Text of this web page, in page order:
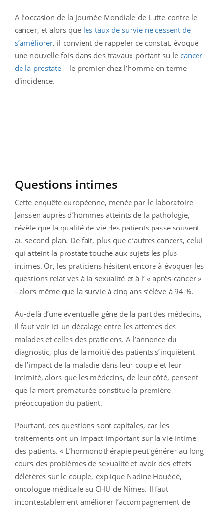
A l’occasion de la Journée Mondiale de Lutte contre le
cancer, et alors que les taux de survie ne cessent de
s’améliorer, il convient de rappeler ce constat, évoqué
une nouvelle fois dans des travaux portant su le cancer
de la prostate – le premier chez l’homme en terme
d'incidence.
Questions intimes
Cette enquête européenne, menée par le laboratoire
Janssen auprès d’hommes atteints de la pathologie,
révèle que la qualité de vie des patients passe souvent
au second plan. De fait, plus que d’autres cancers, celui
qui atteint la prostate touche aux sujets les plus
intimes. Or, les praticiens hésitent encore à évoquer les
questions relatives à la sexualité et à l’ « après-cancer »
- alors même que la survie à cinq ans s’élève à 94 %.
Au-delà d’une éventuelle gêne de la part des médecins,
il faut voir ici un décalage entre les attentes des
malades et celles des praticiens. A l’annonce du
diagnostic, plus de la moitié des patients s’inquiètent
de l’impact de la maladie dans leur couple et leur
intimité, alors que les médecins, de leur côté, pensent
que la mort prématurée constitue la première
préoccupation du patient.
Pourtant, ces questions sont capitales, car les
traitements ont un impact important sur la vie intime
des patients. « L’hormonothérapie peut générer au long
cours des problèmes de sexualité et avoir des effets
délétères sur le couple, explique Nadine Houédé,
oncologue médicale au CHU de Nîmes. Il faut
incontestablement améliorer l’accompagnement de